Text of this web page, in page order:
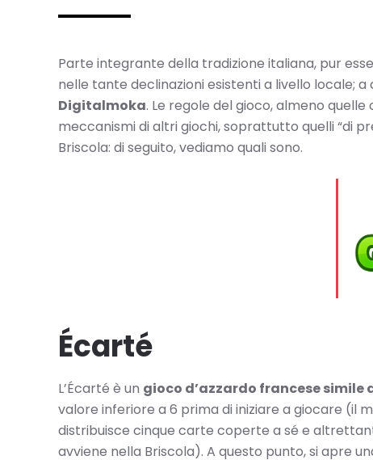
Parte integrante della tradizione italiana, pur
nelle tante declinazioni esistenti a livello locale; a
Digitalmoka. Le regole del gioco, almeno
meccanismi di altri giochi, soprattutto quelli “di
Briscola: di seguito, vediamo quali sono.
Écarté
L’Écarté è un gioco d’azzardo francese simile
valore inferiore a 6 prima di iniziare a giocare (il
distribuisce cinque carte coperte a sé e
avviene nella Briscola). A questo punto, si apre